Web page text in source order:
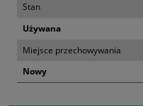
Stan
Używana
Miejsce przechowywania
Nowy